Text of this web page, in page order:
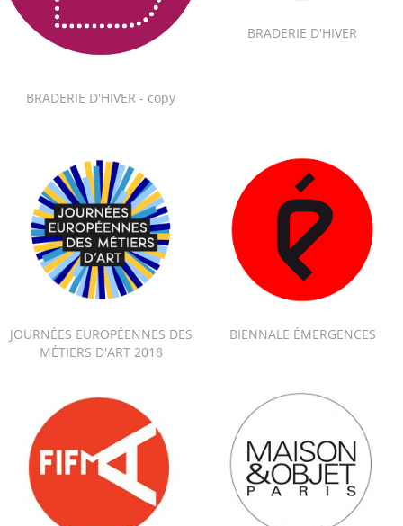
BRADERIE D'HIVER - copy
BRADERIE D'HIVER
JOURNÉES EUROPÉENNES DES
MÉTIERS D'ART 2018
BIENNALE ÉMERGENCES